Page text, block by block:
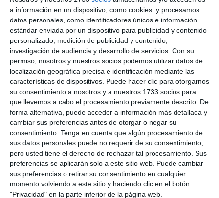
a información en un dispositivo, como cookies, y procesamos
datos personales, como identificadores únicos e información
estándar enviada por un dispositivo para publicidad y contenido
personalizado, medición de publicidad y contenido,
investigación de audiencia y desarrollo de servicios. Con su
permiso, nosotros y nuestros socios podemos utilizar datos de
localización geográfica precisa e identificación mediante las
características de dispositivos. Puede hacer clic para otorgarnos
su consentimiento a nosotros y a nuestros 1733 socios para
que llevemos a cabo el procesamiento previamente descrito. De
forma alternativa, puede acceder a información más detallada y
cambiar sus preferencias antes de otorgar o negar su
consentimiento. Tenga en cuenta que algún procesamiento de
sus datos personales puede no requerir de su consentimiento,
pero usted tiene el derecho de rechazar tal procesamiento. Sus
preferencias se aplicarán solo a este sitio web. Puede cambiar
sus preferencias o retirar su consentimiento en cualquier
momento volviendo a este sitio y haciendo clic en el botón
"Privacidad" en la parte inferior de la página web.
Estatuto Marco. Así ha quedado confirmado tras una
reunión en la sala rotonda del Ayuntamiento entre el
cuerpo colegiado y la Ciudad.
El Colegio de Médicos de Ceuta(COMCE) sostuvo un
encuentro el jueves con laconsejera de Sanidady
Servicios Sociales de la Ciudad Autónoma de Ceuta,
Nabila Benzina, en la que abordaron el rechazo al
borrador del Estatuto Marco.
En esta reunión estuvieron presentes representantes del
COMCE y delSindicato Médico de Ceuta(SMC) “con el
objetivo de solicitar el respaldo de la Consejería en dos
aspectos fundamentales para la profesión médica y la
sanidad en la ciudad”, han destacado en una nota de
presa.